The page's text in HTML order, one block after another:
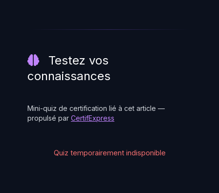
Testez vos
connaissances
Mini-quiz de certification lié à cet article —
propulsé par CertifExpress
Quiz temporairement indisponible